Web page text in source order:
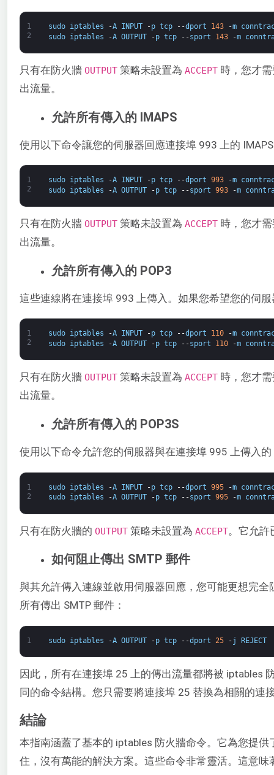
1
2
sudo iptables -A INPUT -p tcp --dport 143 -m
sudo
iptables -A OUTPUT -p tcp --sport 143 -m
只有在防火牆 ​OUTPUT 策略未設置為 ACCEPT​ 時，您才
出流量。
允許所有傳入的 IMAPS
使用以下命令讓您的伺服器回應連接埠 993 上的
1
2
sudo iptables -A INPUT -p tcp --dport 993 -m
sudo
iptables -A OUTPUT -p tcp --sport 993 -m
只有在防火牆 OUTPUT 策略未設置為 ACCEPT 時，您才
出流量。
允許所有傳入的 POP3
這些連線將在連接埠 993 上傳入。如果您希望您的伺
1
2
sudo iptables -A INPUT -p tcp --dport 110 -m
sudo
iptables -A OUTPUT -p tcp --sport 110 -m
只有在防火牆 OUTPUT 策略未設置為 ACCEPT 時，您才
出流量。
允許所有傳入的 POP3S
使用以下命令允許您的伺服器與在連接埠 995 上傳入的
1
2
sudo iptables -A INPUT -p tcp --dport 995 -m
sudo
iptables -A OUTPUT -p tcp --sport 995 -m
只有在防火牆的 ​OUTPUT 策略未設置為 ACCEPT​。它允許
如何阻止傳出 SMTP 郵件
與其允許傳入連線並啟用伺服器回應，您可能更想完
所有傳出 SMTP 郵件：
1 sudo iptables -A OUTPUT -p tcp --dport 25 -j REJECT
因此，所有在連接埠 25 上的傳出流量都將被 iptables
同的命令結構。您只需要將連接埠 25 替換為相關的連
結論
本指南涵蓋了基本的 iptables 防火牆命令。它為您提
住，沒有萬能的解決方案。這些命令非常靈活。這意